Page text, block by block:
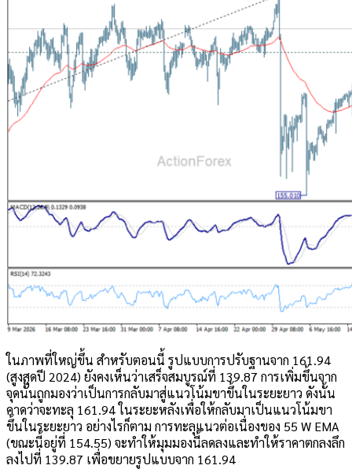
ในภาพที่ใหญ่ขึ้น สำหรับตอนนี้ รูปแบบการปรับฐานจาก 161.94
(สูงสุดปี 2024) ยังคงเห็นว่าเสร็จสมบูรณ์ที่ 139.87 การเพิ่มขึ้นจาก
จุดนั้นถูกมองว่าเป็นการกลับมาสู่แนวโน้มขาขึ้นในระยะยาว ดังนั้น
คาดว่าจะทะลุ 161.94 ในระยะหลังเพื่อให้กลับมาเป็นแนวโน้มขา
ขึ้นในระยะยาว อย่างไรก็ตาม การทะลุแนวต่อเนื่องของ 55 W EMA
(ขณะนี้อยู่ที่ 154.55) จะทำให้มุมมองนี้ลดลงและทำให้ราคาตกลงลึก
ลงไปที่ 139.87 เพื่อขยายรูปแบบจาก 161.94